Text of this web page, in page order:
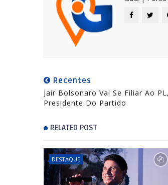
Recentes
Jair Bolsonaro Vai Se Filiar Ao
Presidente Do Partido
RELATED POST
DESTAQUE